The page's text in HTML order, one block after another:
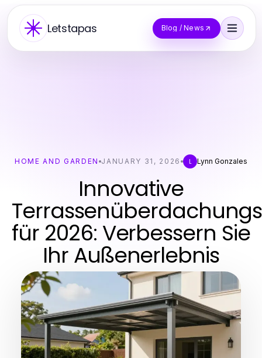
Letstapas Blog / News
HOME AND GARDEN JANUARY 31, 2026 L Lynn Gonzales
Innovative
für 2026: Verbessern Sie
Ihr Außenerlebnis